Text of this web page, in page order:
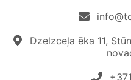
Dzelzceļa ēka 11,